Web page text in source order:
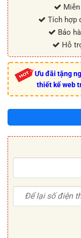
Tích hợp
Bảo
Hỗ
Ưu đãi tặng
thiết kế web